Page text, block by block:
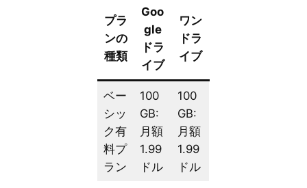
プラ
ンの
種類
Goo
gle
ドラ
イブ
ワン
ドラ
イブ
ベー
シッ
ク有
料プ
ラン
100
GB:
月額
1.99
ドル
100
GB:
月額
1.99
ドル